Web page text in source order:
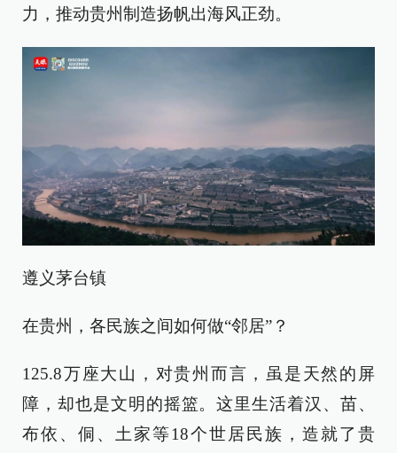
力，推动贵州制造扬帆出海风正劲。
遵义茅台镇
在贵州，各民族之间如何做“邻居”？
125.8万座大山，对贵州而言，虽是天然的屏
障，却也是文明的摇篮。这里生活着汉、苗、
布依、侗、土家等18个世居民族，造就了贵